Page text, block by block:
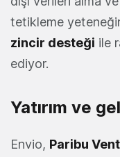
tetikleme
zincir desteği ile
ediyor.
Yatırım ve
Envio, Paribu